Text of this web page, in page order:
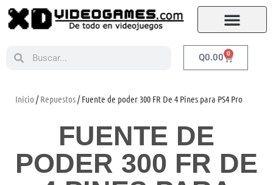
Q0.00 0
Inicio /Repuestos/ Fuente de poder 300 FR De 4 Pines para PS4 Pro
FUENTE DE
PODER 300 FR DE